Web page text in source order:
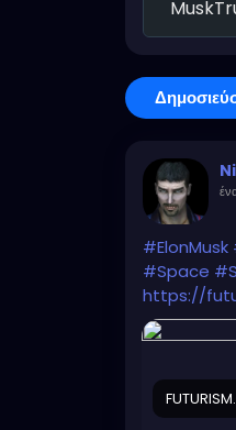
#ElonMusk
#Space
https://